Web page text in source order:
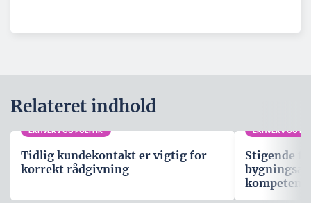
Relateret indhold
ERHVERV OG POLITIK
Tidlig kundekontakt er vigtig for
korrekt rådgivning
ERHVERV OG
Stigende